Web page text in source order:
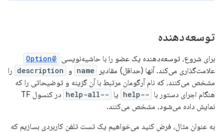
توسعه‌دهنده
برای شروع، توسعه‌دهنده یک عضو را با حاشیه‌نویسی @Option
علامت‌گذاری می‌کند. آنها (حداقل) مقادیر name و description را
مشخص می‌کنند، که نام آرگومان مرتبط با آن گزینه و توضیحاتی را که
هنگام اجرای دستور با --help یا --help-all
در کنسول TF
نمایش داده می‌شود، مشخص می‌کنند.
به عنوان مثال، فرض کنید می‌خواهیم یک تست تلفن کاربردی بسازیم که